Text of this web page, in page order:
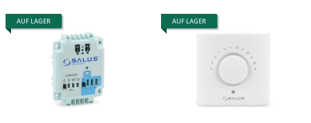
AUF LAGER AUF LAGER